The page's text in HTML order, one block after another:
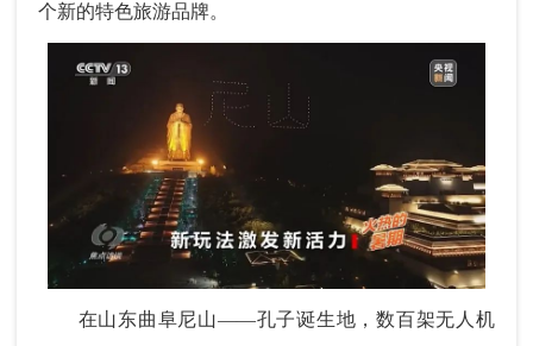
个新的特色旅游品牌。
在山东曲阜尼山——孔子诞生地，数百架无人机